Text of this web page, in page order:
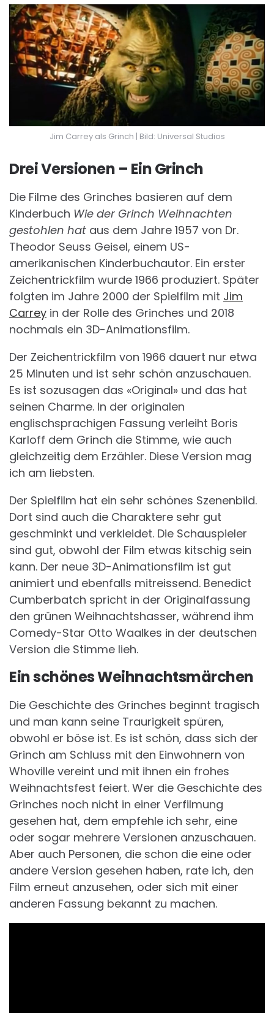
Jim Carrey als Grinch | Bild: Universal Studios
Drei Versionen – Ein Grinch
Die Filme des Grinches basieren auf dem
Kinderbuch Wie der Grinch Weihnachten
gestohlen hat aus dem Jahre 1957 von Dr.
Theodor Seuss Geisel, einem US-
amerikanischen Kinderbuchautor. Ein erster
Zeichentrickfilm wurde 1966 produziert. Später
folgten im Jahre 2000 der Spielfilm mit Jim
Carrey in der Rolle des Grinches und 2018
nochmals ein 3D-Animationsfilm.
Der Zeichentrickfilm von 1966 dauert nur etwa
25 Minuten und ist sehr schön anzuschauen.
Es ist sozusagen das «Original» und das hat
seinen Charme. In der originalen
englischsprachigen Fassung verleiht Boris
Karloff dem Grinch die Stimme, wie auch
gleichzeitig dem Erzähler. Diese Version mag
ich am liebsten.
Der Spielfilm hat ein sehr schönes Szenenbild.
Dort sind auch die Charaktere sehr gut
geschminkt und verkleidet. Die Schauspieler
sind gut, obwohl der Film etwas kitschig sein
kann. Der neue 3D-Animationsfilm ist gut
animiert und ebenfalls mitreissend. Benedict
Cumberbatch spricht in der Originalfassung
den grünen Weihnachtshasser, während ihm
Comedy-Star Otto Waalkes in der deutschen
Version die Stimme lieh.
Ein schönes Weihnachtsmärchen
Die Geschichte des Grinches beginnt tragisch
und man kann seine Traurigkeit spüren,
obwohl er böse ist. Es ist schön, dass sich der
Grinch am Schluss mit den Einwohnern von
Whoville vereint und mit ihnen ein frohes
Weihnachtsfest feiert. Wer die Geschichte des
Grinches noch nicht in einer Verfilmung
gesehen hat, dem empfehle ich sehr, eine
oder sogar mehrere Versionen anzuschauen.
Aber auch Personen, die schon die eine oder
andere Version gesehen haben, rate ich, den
Film erneut anzusehen, oder sich mit einer
anderen Fassung bekannt zu machen.